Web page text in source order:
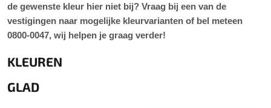
de gewenste kleur hier niet bij? Vraag bij een van de
vestigingen naar mogelijke kleurvarianten of bel meteen
0800-0047, wij helpen je graag verder!
KLEUREN
GLAD